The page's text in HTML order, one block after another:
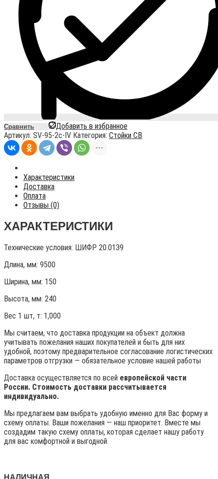
Сравнить
Добавить в избранное
Артикул: SV-95-2c-IV Категория: Стойки СВ
Характеристики
Доставка
Оплата
Отзывы (0)
ХАРАКТЕРИСТИКИ
Технические условия: ШИФР 20.0139
Длина, мм: 9500
Ширина, мм: 150
Высота, мм: 240
Вес 1 шт, т: 1,000
Мы считаем, что доставка продукции на объект должна
учитывать пожелания наших покупателей и быть для них
удобной, поэтому предварительное согласование логистических
параметров отгрузки — обязательное условие нашей работы
Доставка осуществляется по всей европейской части
России. Стоимость доставки рассчитывается
индивидуально.
Мы предлагаем вам выбрать удобную именно для Вас форму и
схему оплаты. Ваши пожелания — наш приоритет. Вместе мы
создадим такую схему оплаты, которая сделает нашу работу
для вас комфортной и выгодной.